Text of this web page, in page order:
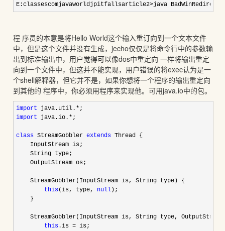
E:classescomjavaworldjpitfallsarticle2>java
程 序员的本意是将Hello World这个输入重订向到一个文本文件
中，但是这个文件并没有生成，jecho仅仅是将命令行中的参数输
出到标准输出中，用户觉得可以像dos中重定向 一样将输出重定
向到一个文件中，但这并不能实现，用户错误的将exec认为是一
个shell解释器，但它并不是，如果你想将一个程序的输出重定向
到其他的 程序中，你必须用程序来实现他。可用java.io中的包。
import java.util.*
import java.io.* ;
class StreamGobbler extends Thread {
    InputStream is;
    String type;
    OutputStream os;
    StreamGobbler(InputStream is, String type) {
this(is, type, null );
    }
StreamGobbler(InputStream is, String type,
this .is = is;